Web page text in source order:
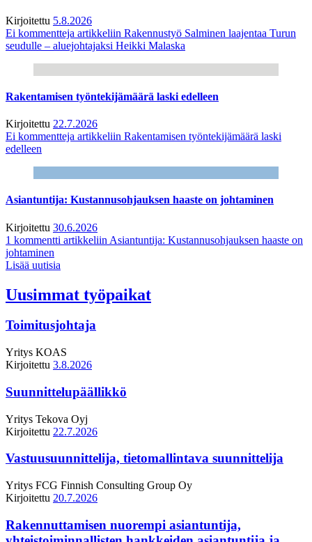
Kirjoitettu 5.8.2026
Ei kommentteja artikkeliin Rakennustyö Salminen laajentaa Turun
seudulle – aluejohtajaksi Heikki Malaska
Rakentamisen työntekijämäärä laski edelleen
Kirjoitettu 22.7.2026
Ei kommentteja artikkeliin Rakentamisen työntekijämäärä laski
edelleen
Asiantuntija: Kustannusohjauksen haaste on johtaminen
Kirjoitettu 30.6.2026
1 kommentti artikkeliin Asiantuntija: Kustannusohjauksen haaste on
johtaminen
Lisää uutisia
Uusimmat työpaikat
Toimitusjohtaja
Yritys KOAS
Kirjoitettu 3.8.2026
Suunnittelupäällikkö
Yritys Tekova Oyj
Kirjoitettu 22.7.2026
Vastuusuunnittelija, tietomallintava suunnittelija
Yritys FCG Finnish Consulting Group Oy
Kirjoitettu 20.7.2026
Rakennuttamisen nuorempi asiantuntija,